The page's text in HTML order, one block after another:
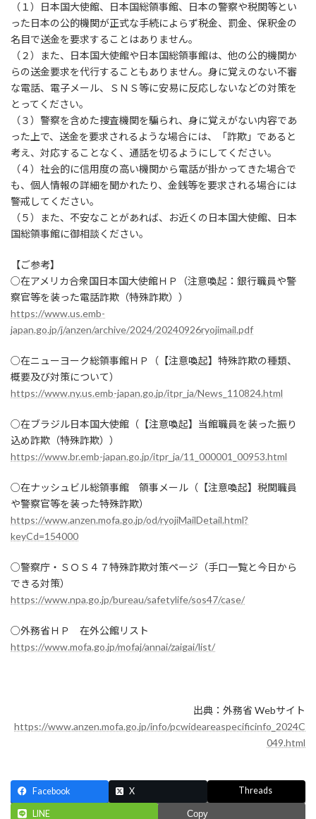
（１）日本国大使館、日本国総領事館、日本の警察や税関等とい
った日本の公的機関が正式な手続によらず税金、罰金、保釈金の
名目で送金を要求することはありません。
（２）また、日本国大使館や日本国総領事館は、他の公的機関か
らの送金要求を代行することもありません。身に覚えのない不審
な電話、電子メール、ＳＮＳ等に安易に反応しないなどの対策を
とってください。
（３）警察を含めた捜査機関を騙られ、身に覚えがない内容であ
った上で、送金を要求されるような場合には、「詐欺」であると
考え、対応することなく、通話を切るようにしてください。
（４）社会的に信用度の高い機関から電話が掛かってきた場合で
も、個人情報の詳細を聞かれたり、金銭等を要求される場合には
警戒してください。
（５）また、不安なことがあれば、お近くの日本国大使館、日本
国総領事館に御相談ください。
【ご参考】
○在アメリカ合衆国日本国大使館ＨＰ（注意喚起：銀行職員や警
察官等を装った電話詐欺（特殊詐欺））
https://www.us.emb-
japan.go.jp/j/anzen/archive/2024/20240926ryojimail.pdf
○在ニューヨーク総領事館ＨＰ（【注意喚起】特殊詐欺の種類、
概要及び対策について）
https://www.ny.us.emb-japan.go.jp/itpr_ja/News_110824.html
○在ブラジル日本国大使館（【注意喚起】当館職員を装った振り
込め詐欺（特殊詐欺））
https://www.br.emb-japan.go.jp/itpr_ja/11_000001_00953.html
○在ナッシュビル総領事館 領事メール（【注意喚起】税関職員
や警察官等を装った特殊詐欺）
https://www.anzen.mofa.go.jp/od/ryojiMailDetail.html?
keyCd=154000
○警察庁・ＳＯＳ４７特殊詐欺対策ページ（手口一覧と今日から
できる対策）
https://www.npa.go.jp/bureau/safetylife/sos47/case/
○外務省ＨＰ 在外公館リスト
https://www.mofa.go.jp/mofaj/annai/zaigai/list/
出典：外務省 Webサイト
https://www.anzen.mofa.go.jp/info/pcwideareaspecificinfo_2024C
049.html
Facebook X Threads
LINE Copy